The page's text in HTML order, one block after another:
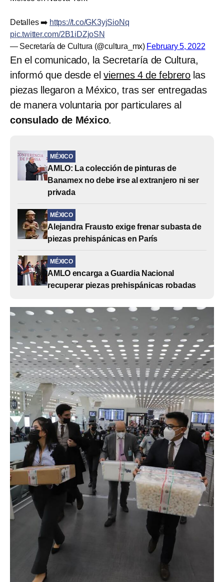
Detalles ➡️ https://t.co/GK3yjSioNq
pic.twitter.com/2B1iDZjoSN
— Secretaría de Cultura (@cultura_mx) February 5, 2022
En el comunicado, la Secretaría de Cultura,
informó que desde elviernes 4 de febrero las
piezas llegaron a México, tras ser entregadas
de manera voluntaria por particulares al
consulado de México.
MÉXICO
AMLO: La colección de pinturas de
Banamex no debe irse al extranjero ni ser
privada
MÉXICO
Alejandra Frausto exige frenar subasta de
piezas prehispánicas en París
MÉXICO
AMLO encarga a Guardia Nacional
recuperar piezas prehispánicas robadas